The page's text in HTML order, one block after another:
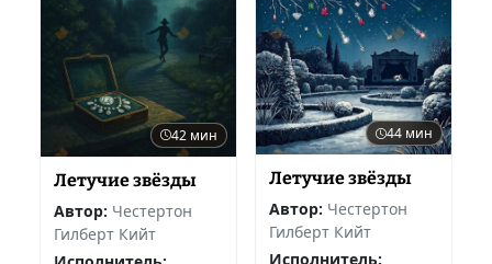
42 мин
Летучие звёзды
Автор: Честертон
Гилберт Кийт
44 мин
Летучие звёзды
Автор: Честертон
Гилберт Кийт
Исполнитель: